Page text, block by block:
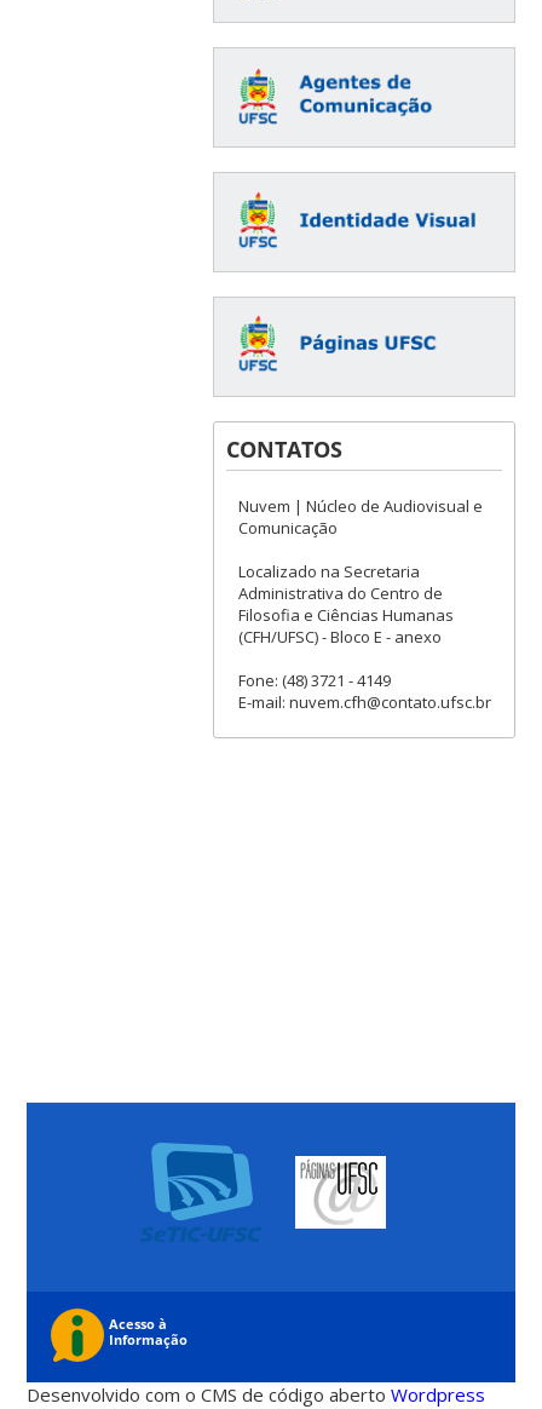
CONTATOS
Nuvem | Núcleo de Audiovisual e
Comunicação
Localizado na Secretaria
Administrativa do Centro de
Filosofia e Ciências Humanas
(CFH/UFSC) - Bloco E - anexo
Fone: (48) 3721 - 4149
E-mail: nuvem.cfh@contato.ufsc.br
Desenvolvido com o CMS de código abertoWordpress